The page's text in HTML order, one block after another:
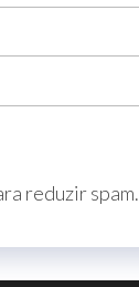
reduzir spam.